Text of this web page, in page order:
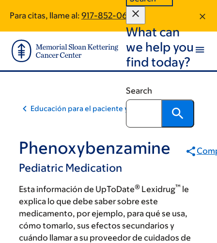
main
content
footer
Para citas, llame al: 917-852-0693
What can
we help you
find today?
Search
Educación para el paciente y la comunidad
Phenoxybenzamine
Pediatric Medication
Esta información de UpToDate® Lexidrug™ le
explica lo que debe saber sobre este
medicamento, por ejemplo, para qué se usa,
cómo tomarlo, sus efectos secundarios y
cuándo llamar a su proveedor de cuidados de